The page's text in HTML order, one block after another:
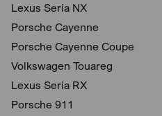
Lexus Seria NX
Porsche Cayenne
Porsche Cayenne Coupe
Volkswagen Touareg
Lexus Seria RX
Porsche 911